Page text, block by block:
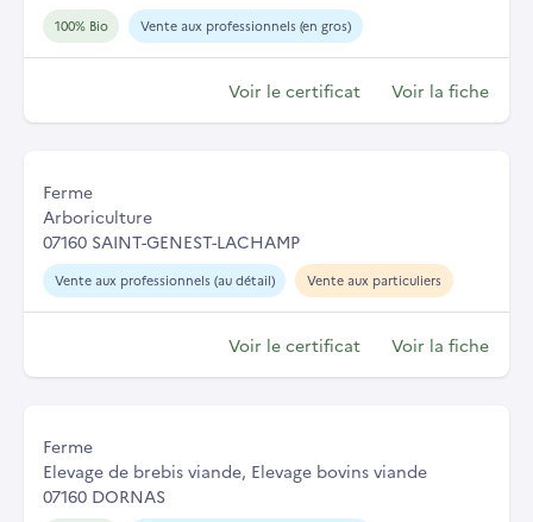
100% Bio Vente aux professionnels (en gros)
Voir le certificat Voir la fiche
Ferme
Arboriculture
07160 SAINT-GENEST-LACHAMP
Vente aux professionnels (au détail) Vente aux particuliers
Voir le certificat Voir la fiche
Ferme
Elevage de brebis viande, Elevage bovins viande
07160 DORNAS